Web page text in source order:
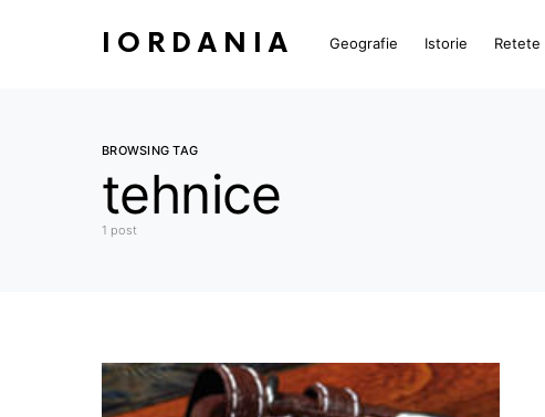
IORDANIA Geografie Istorie Retete
BROWSING TAG
tehnice
1 post